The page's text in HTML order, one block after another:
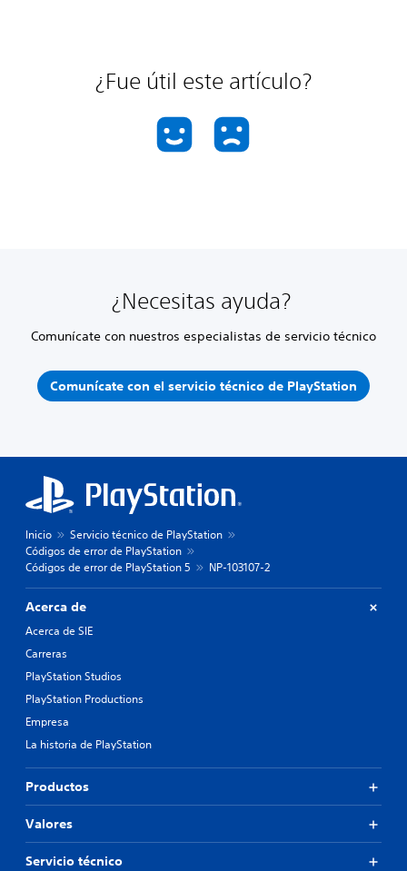
¿Fue útil este artículo?
¿Necesitas ayuda?
Comunícate con nuestros especialistas de servicio técnico
Comunícate con el servicio técnico de PlayStation
Inicio
Servicio técnico de PlayStation
Códigos de error de PlayStation
Códigos de error de PlayStation 5
NP-103107-2
Acerca de
Acerca de SIE
Carreras
PlayStation Studios
PlayStation Productions
Empresa
La historia de PlayStation
Productos
Valores
Servicio técnico